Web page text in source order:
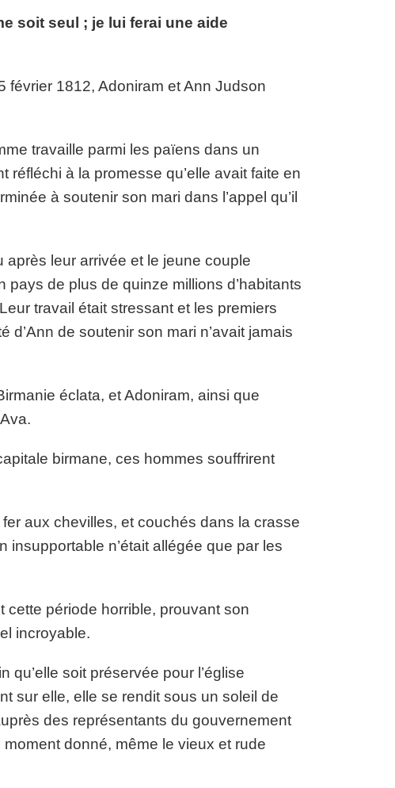
soit seul ; je lui ferai une aide
février 1812, Adoniram et Ann Judson
travaille parmi les païens dans un
à la promesse qu’elle avait faite en
à soutenir son mari dans l’appel qu’il
après leur arrivée et le jeune couple
de plus de quinze millions d’habitants
travail était stressant et les premiers
de soutenir son mari n’avait jamais
éclata, et Adoniram, ainsi que
birmane, ces hommes souffrirent
aux chevilles, et couchés dans la crasse
n’était allégée que par les
cette période horrible, prouvant son
incroyable.
soit préservée pour l’église
sur elle, elle se rendit sous un soleil de
des représentants du gouvernement
donné, même le vieux et rude